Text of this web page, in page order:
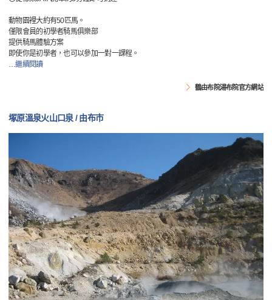
動物園裡大約有50匹馬。
僅限會員的初學者騎馬俱樂部
提供騎馬體驗方案
即使你是初學者，也可以參加一對一課程。
…繼續閱讀
鶴由布院湯布院官方網站
塚原溫泉火山口泉 / 由布市